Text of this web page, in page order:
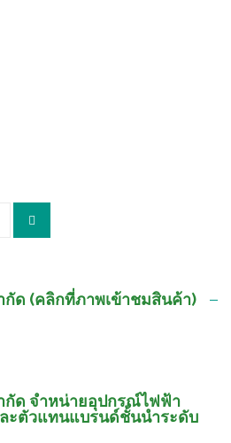
ด (คลิกที่ภาพเข้าชมสินค้า)
กัด จำหน่ายอุปกรณ์ไฟฟ้า
ะตัวแทนแบรนด์ชั้นนำระดับ